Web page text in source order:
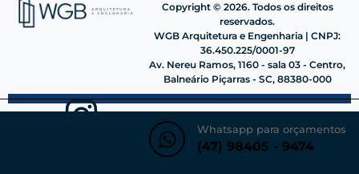
Copyright © 2026. Todos os direitos
reservados.
WGB Arquitetura e Engenharia | CNPJ:
36.450.225/0001-97
Av. Nereu Ramos, 1160 - sala 03 - Centro,
Balneário Piçarras - SC, 88380-000
Whatsapp para orçamentos
(47) 98405 - 9474